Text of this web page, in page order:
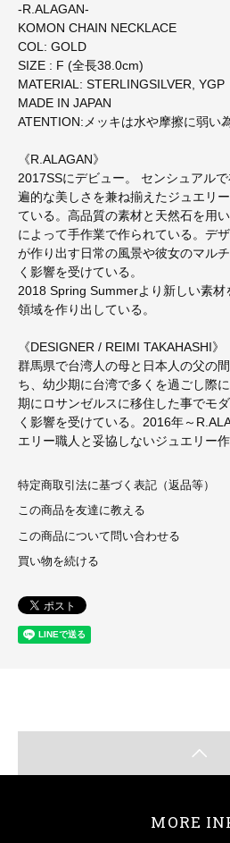
-R.ALAGAN-
KOMON CHAIN NECKLACE
COL: GOLD
SIZE : F (全長38.0cm)
MATERIAL: STERLINGSILVER, YGP
MADE IN JAPAN
ATENTION:メッキは水や摩擦に弱い
《R.ALAGAN》
2017SSにデビュー。 センシュアル
遍的な美しさを兼ね揃えたジュエリ
ている。高品質の素材と天然石を用
によって手作業で作られている。デ
が作り出す日常の風景や彼女のマル
く影響を受けている。
2018 Spring Summerより新しい素
領域を作り出している。
《DESIGNER / REIMI TAKAHASHI》
群馬県で台湾人の母と日本人の父の
ち、幼少期に台湾で多くを過ごし際
期にロサンゼルスに移住した事でモ
く影響を受けている。2016年～
エリー職人と妥協しないジュエリー
特定商取引法に基づく表記（返品等）
この商品を友達に教える
この商品について問い合わせる
買い物を続ける
MORE